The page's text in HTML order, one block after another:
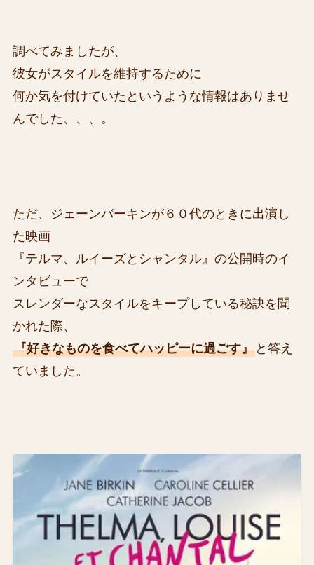
調べてみましたが、
彼女がスタイルを維持するために
何か気を付けていたというような情報はありませ
んでした、、、。
ただ、ジェーンバーキンが６０代のときに出演し
た映画
『テルマ、ルイーズとシャンタル』の公開時のイ
ンタビューで
スレンダーなスタイルをキープしている秘訣を聞
かれた際、
『好きなものを食べてハッピーに過ごす』と答え
ていました。